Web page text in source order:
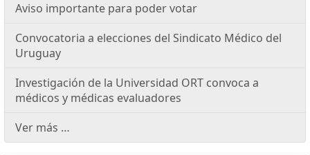
Aviso importante para poder votar
Convocatoria a elecciones del Sindicato Médico del
Uruguay
Investigación de la Universidad ORT convoca a
médicos y médicas evaluadores
Ver más …